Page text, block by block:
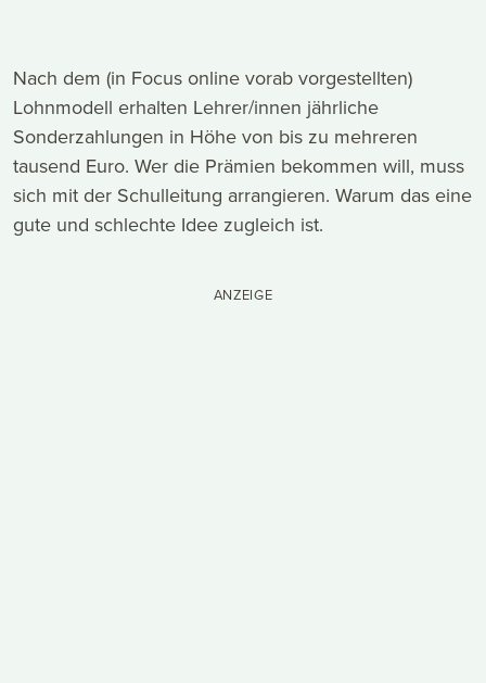
Nach dem (in Focus online vorab vorgestellten)
Lohnmodell erhalten Lehrer/innen jährliche
Sonderzahlungen in Höhe von bis zu mehreren
tausend Euro. Wer die Prämien bekommen will, muss
sich mit der Schulleitung arrangieren. Warum das eine
gute und schlechte Idee zugleich ist.
ANZEIGE